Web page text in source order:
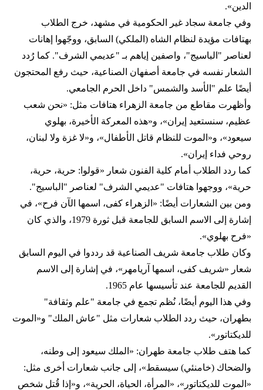
الدين».
وفي جامعة سجاد غير الحكومية في مشهد، خرج الطلاب
بهتافات مؤيدة لنظام الشاه (الملكي) السابق، ووجّهوا إهانات
لعناصر "الباسيج"، واصفين إياهم بـ "عديمي الشرف". كما رُدد
الشعار نفسه في جامعة أصفهان الصناعية، حيث رفع المحتجون
أيضًا علم "الأسد والشمس" داخل الحرم الجامعي.
وأظهرت مقاطع من جامعة الزهراء هتافات مثل: «نحن شعب
عظيم، سنستعيد إيران»، و«هذه المعركة الأخيرة، بهلوي
سيعود»، و«الموت للنظام قاتل الأطفال»، و«لا غزة ولا لبنان،
روحي فداء إيران».
كما ردد الطلاب أمام كلية الفنون شعار «قولوا: حرية، حرية،
حرية»، ووجهوا هتافات "عديمي الشرف" لعناصر "الباسيج".
ومن بين الشعارات أيضًا: «الزهراء كفى، اسمها الآن فرح»، في
إشارة إلى الاسم السابق للجامعة قبل ثورة 1979، والذي كان
«فرح بهلوي».
وكان طلاب جامعة شريف الصناعية قد رددوا في اليوم السابق
شعار «شريف كفى، اسمها آريامهر»، في إشارة إلى الاسم
القديم للجامعة عند تأسيسها عام 1965.
وفي هذا اليوم أيضًا، نُظم تجمع في جامعة "علم وثقافة"
بطهران، حيث ردد الطلاب شعارات مثل "عاش الملك" و«الموت
للديكتاتور».
كما هتف طلاب جامعة طهران: «الملك سيعود إلى وطنه،
والضحاك (خامنئي) سيسقط»، إلى جانب شعارات أخرى مثل:
«الموت للديكتاتور»، «المرأة، الحياة، الحرية»، و«إذا قُتل شخص